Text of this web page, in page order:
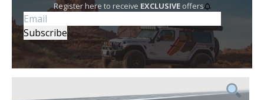
Register here to receive EXCLUSIVEoffers